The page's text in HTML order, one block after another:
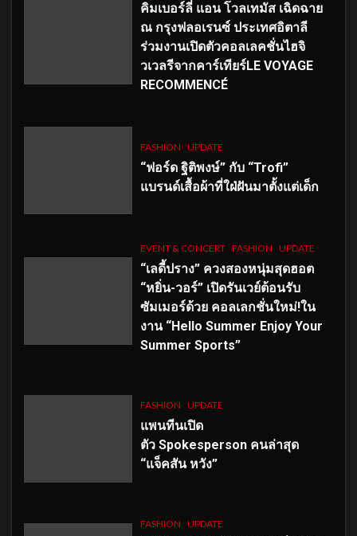
คิมเบอร์ลี่ แอน โวลเทมัส เฉิดฉาย
ณ กรุงฟลอเรนซ์ ประเทศอิตาลี
ร่วมงานเปิดตัวคอลเลคชั่นไฮจิ
วเวลรีจากคาร์เทียร์LE VOYAGE
RECOMMENCÉ
FASHION UPDATE
“ฟอร์ด ฐิติพงษ์” กับ “Trofi”
แบรนด์เสื้อผ้าที่ใฝ่ฝันมาตั้งแต่เด็ก
EVENT & CONCERT FASHION UPDATE
“เลดี้ปราง” ควงสองหนุ่มสุดฮอต
“หยิ่น-วอร์” เปิดรันเวย์ต้อนรับ
ซัมเมอร์ด้วย คอลเลกชั่นใหม่!ใน
งาน “Hello Summer Enjoy Your
Summer Sports”
FASHION UPDATE
แพนทีนเปิด
ตัว Spokesperson คนล่าสุด
“แจ็คสัน หวัง”
FASHION UPDATE